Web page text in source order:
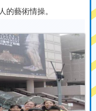
的藝術情操。